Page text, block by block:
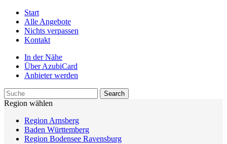
Start
Alle Angebote
Nichts verpassen
Kontakt
In der Nähe
Über AzubiCard
Anbieter werden
Region wählen
Region Arnsberg
Baden Württemberg
Region Bodensee Ravensburg